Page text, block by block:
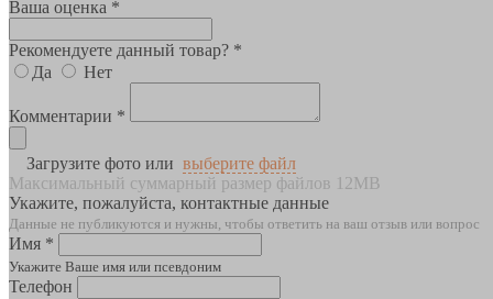
Ваша оценка *
Рекомендуете данный товар? *
Да
Нет
Комментарии *
Загрузите фото или выберите файл
Максимальный суммарный размер файлов 12MB
Укажите, пожалуйста, контактные данные
Данные не публикуются и нужны, чтобы ответить на ваш отзыв или вопрос
Имя *
Укажите Ваше имя или псевдоним
Телефон